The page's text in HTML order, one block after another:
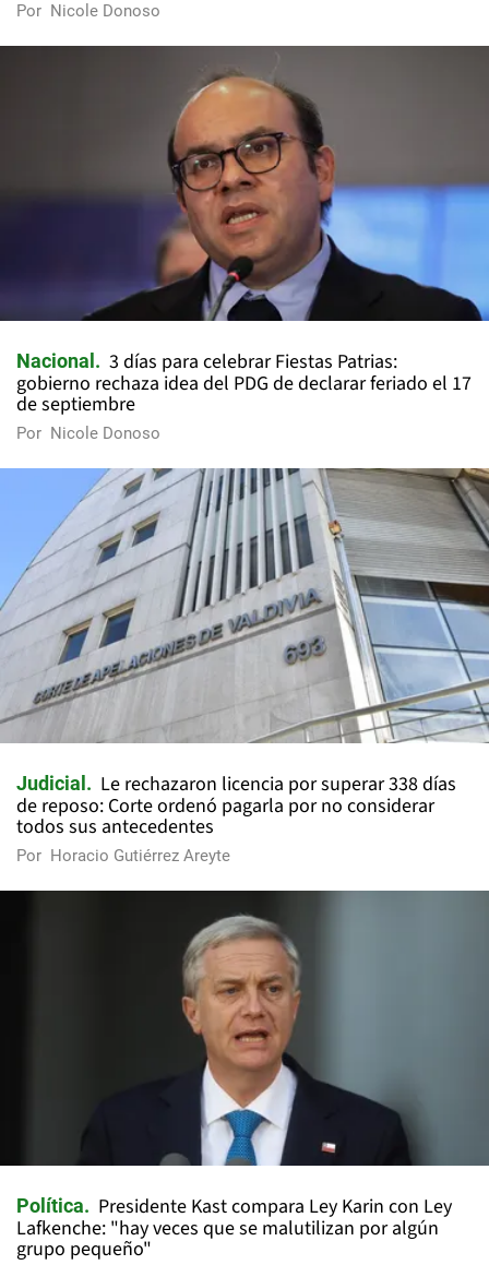
Por Nicole Donoso
Nacional
3 días para celebrar Fiestas Patrias:
gobierno rechaza idea del PDG de declarar feriado el 17
de septiembre
Por Nicole Donoso
Judicial
Le rechazaron licencia por superar 338 días
de reposo: Corte ordenó pagarla por no considerar
todos sus antecedentes
Por Horacio Gutiérrez Areyte
Política
Presidente Kast compara Ley Karin con Ley
Lafkenche: "hay veces que se malutilizan por algún
grupo pequeño"